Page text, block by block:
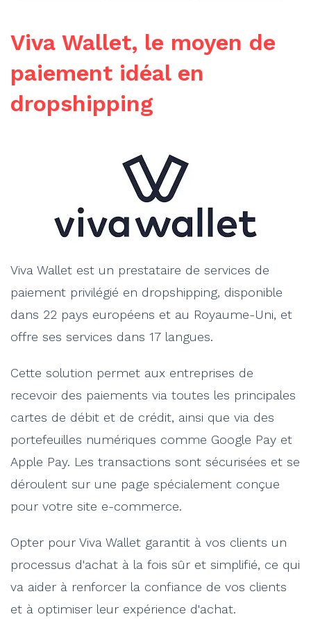
Viva Wallet, le moyen de
paiement idéal en
dropshipping
Viva Wallet est un prestataire de services de
paiement privilégié en dropshipping, disponible
dans 22 pays européens et au Royaume-Uni, et
offre ses services dans 17 langues.
Cette solution permet aux entreprises de
recevoir des paiements via toutes les principales
cartes de débit et de crédit, ainsi que via des
portefeuilles numériques comme Google Pay et
Apple Pay. Les transactions sont sécurisées et se
déroulent sur une page spécialement conçue
pour votre site e-commerce.
Opter pour Viva Wallet garantit à vos clients un
processus d'achat à la fois sûr et simplifié, ce qui
va aider à renforcer la confiance de vos clients
et à optimiser leur expérience d'achat.